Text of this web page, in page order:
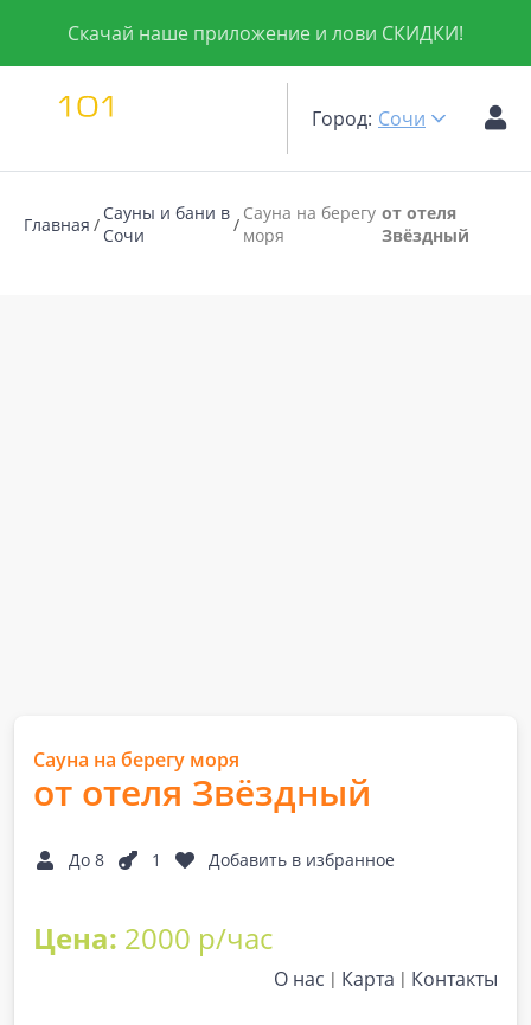
Скачай наше приложение и лови СКИДКИ!
Город: Сочи
Главная
Сауны и бани в
Сочи
Сауна на берегу
моря
от отеля
Звёздный
Сауна на берегу моря
от отеля Звёздный
До 8 1 Добавить в избранное
Цена: 2000 р/час
О нас Карта Контакты